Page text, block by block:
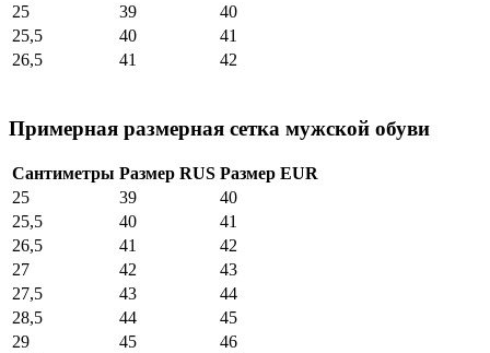
25
39
40
25,5
40
41
26,5
41 42
Примерная размерная сетка мужской обуви
Сантиметры Размер RUS Размер EUR
25
39
40
25,5
40
41
26,5
41
42
27
42
43
27,5
43
44
28,5
44
45
29
45
46